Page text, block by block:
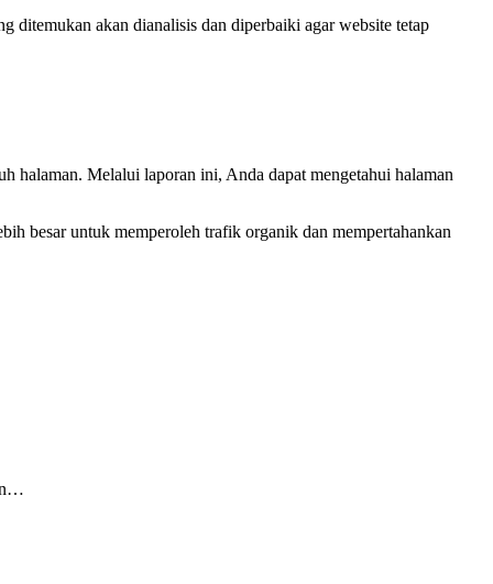
ditemukan akan dianalisis dan diperbaiki agar website tetap
halaman. Melalui laporan ini, Anda dapat mengetahui halaman
besar untuk memperoleh trafik organik dan mempertahankan